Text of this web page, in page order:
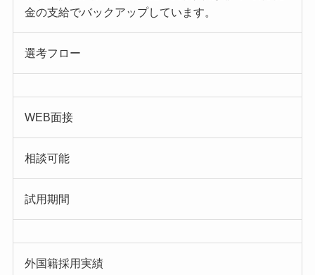
金の支給でバックアップしています。
選考フロー
WEB面接
相談可能
試用期間
外国籍採用実績